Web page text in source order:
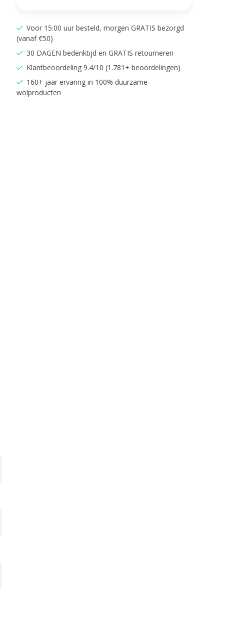
Voor 15:00 uur besteld, morgen GRATIS bezorgd
(vanaf €50)
30 DAGEN bedenktijd en GRATIS retourneren
Klantbeoordeling 9.4/10 (1.781+ beoordelingen)
160+ jaar ervaring in 100% duurzame
wolproducten